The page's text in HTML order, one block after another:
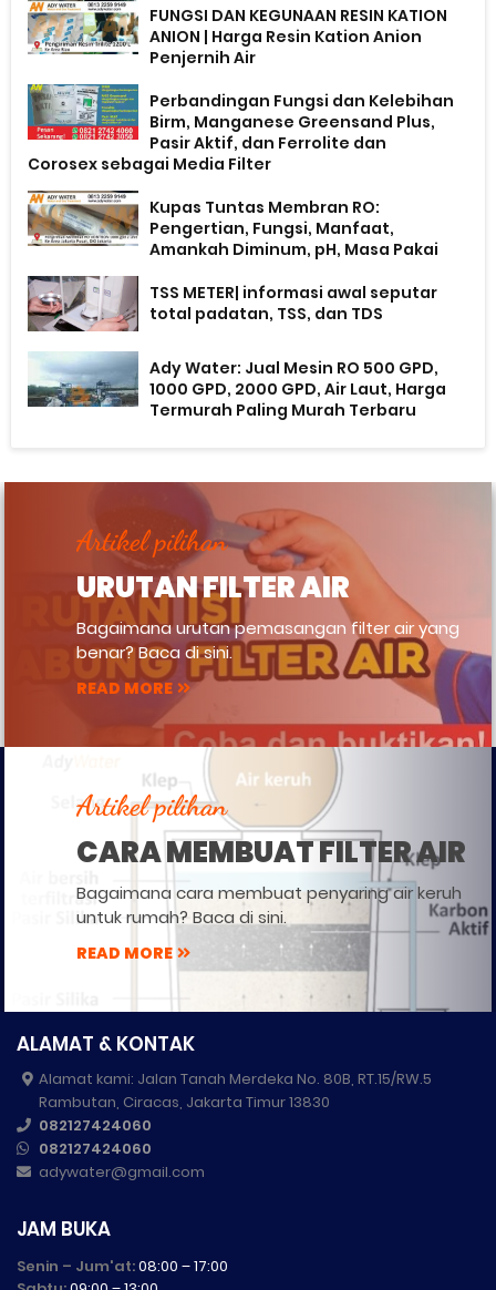
FUNGSI DAN KEGUNAAN RESIN KATION
ANION | Harga Resin Kation Anion
Penjernih Air
Perbandingan Fungsi dan Kelebihan
Birm, Manganese Greensand Plus,
Pasir Aktif, dan Ferrolite dan
Corosex sebagai Media Filter
Kupas Tuntas Membran RO:
Pengertian, Fungsi, Manfaat,
Amankah Diminum, pH, Masa Pakai
TSS METER| informasi awal seputar
total padatan, TSS, dan TDS
Ady Water: Jual Mesin RO 500 GPD,
1000 GPD, 2000 GPD, Air Laut, Harga
Termurah Paling Murah Terbaru
Artikel pilihan
URUTAN FILTER AIR
Bagaimana urutan pemasangan filter air yang
benar? Baca di sini.
READ MORE
Artikel pilihan
CARA MEMBUAT FILTER AIR
Bagaimana cara membuat penyaring air keruh
untuk rumah? Baca di sini.
READ MORE
ALAMAT & KONTAK
Alamat kami: Jalan Tanah Merdeka No. 80B, RT.15/RW.5
Rambutan, Ciracas, Jakarta Timur 13830
082127424060
082127424060
adywater@gmail.com
JAM BUKA
Senin – Jum'at:08:00 – 17:00